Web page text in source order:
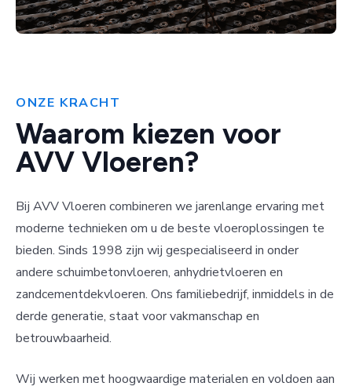
ONZE KRACHT
Waarom kiezen voor
AVV Vloeren?
Bij AVV Vloeren combineren we jarenlange ervaring met
moderne technieken om u de beste vloeroplossingen te
bieden. Sinds 1998 zijn wij gespecialiseerd in onder
andere schuimbetonvloeren, anhydrietvloeren en
zandcementdekvloeren. Ons familiebedrijf, inmiddels in de
derde generatie, staat voor vakmanschap en
betrouwbaarheid.
Wij werken met hoogwaardige materialen en voldoen aan